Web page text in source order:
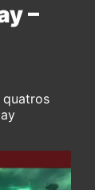
–
quatros